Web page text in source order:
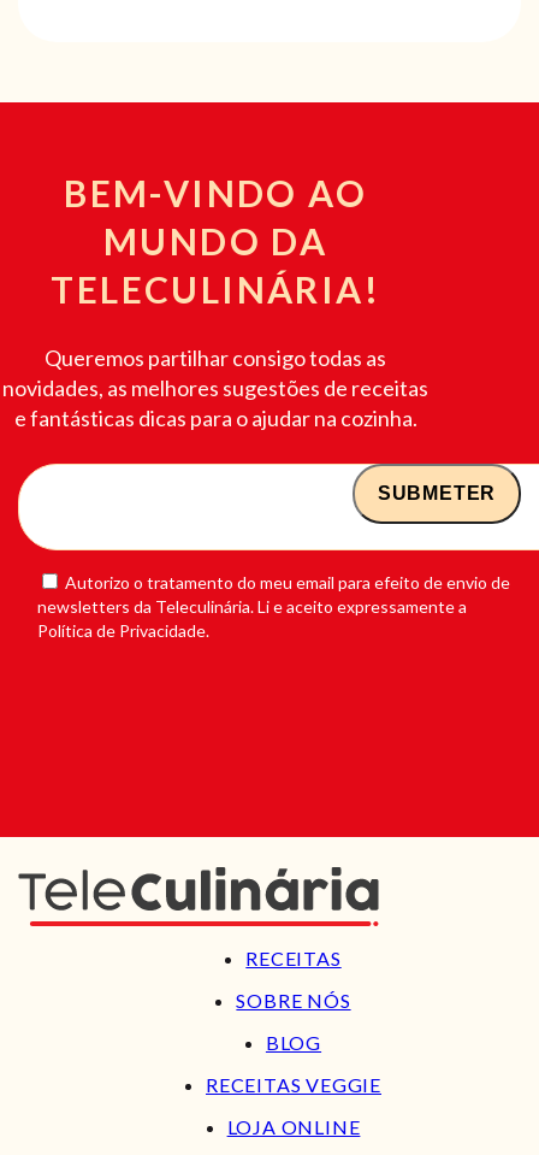
BEM-VINDO AO
MUNDO DA
TELECULINÁRIA!
Queremos partilhar consigo todas as
novidades, as melhores sugestões de receitas
e fantásticas dicas para o ajudar na cozinha.
Autorizo o tratamento do meu email para efeito de envio de
newsletters da Teleculinária. Li e aceito expressamente a
Política de Privacidade.
RECEITAS
SOBRE NÓS
BLOG
RECEITAS VEGGIE
LOJA ONLINE